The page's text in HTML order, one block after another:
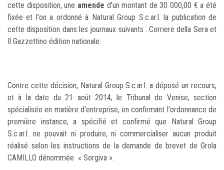
cette disposition, une amende d'un montant de 30 000,00 € a été
fixée et l'on a ordonné à Natural Group S.c.ar.l. la publication de
cette disposition dans les journaux suivants : Corriere della Sera et
Il Gazzettino édition nationale.
Contre cette décision, Natural Group S.c.ar.l. a déposé un recours,
et à la date du 21 août 2014, le Tribunal de Venise, section
spécialisée en matière d'entreprise, en confirmant l'ordonnance de
première instance, a spécifié et confirmé que Natural Group
S.c.ar.l. ne pouvait ni produire, ni commercialiser aucun produit
réalisé selon les instructions de la demande de brevet de Grola
CAMILLO dénommée « Sorgiva ».